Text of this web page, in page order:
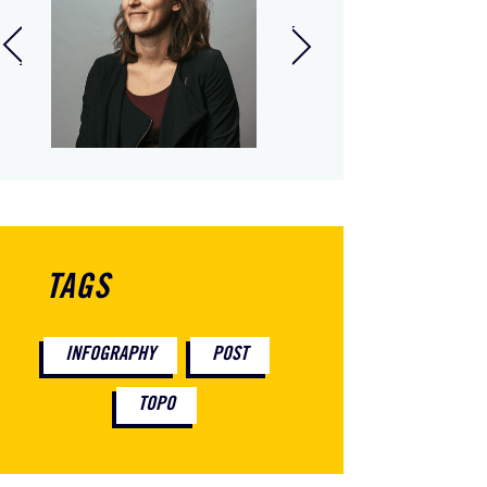
In Extenso
and Takeover
TAGS
INFOGRAPHY POST
TOPO